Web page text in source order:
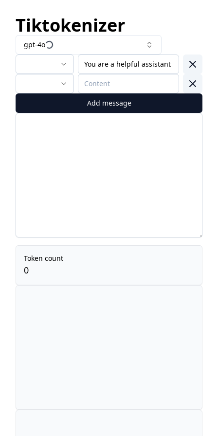
Tiktokenizer
gpt-4o
Add message
Token count
0